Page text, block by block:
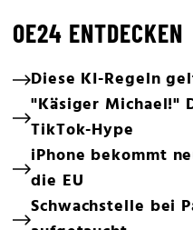
OE24 ENTDECKEN
Diese KI-Regeln
"Käsiger Michael!"
TikTok-Hype
iPhone bekommt
die EU
Schwachstelle bei